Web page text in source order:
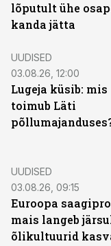
lõputult ühe
kanda jätta
UUDISED
03.08.26, 12:00
Lugeja küsib: mis
toimub Läti
UUDISED
03.08.26, 09:15
Euroopa
mais langeb
õlikultuurid